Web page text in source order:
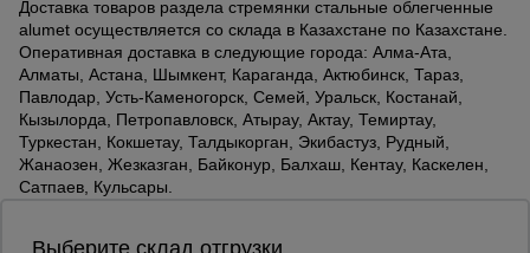
Доставка товаров раздела стремянки стальные облегченные
alumet осуществляется со склада в Казахстане по Казахстане.
Оперативная доставка в следующие города: Алма-Ата,
Алматы, Астана, Шымкент, Караганда, Актюбинск, Тараз,
Павлодар, Усть-Каменогорск, Семей, Уральск, Костанай,
Кызылорда, Петропавловск, Атырау, Актау, Темиртау,
Туркестан, Кокшетау, Талдыкорган, Экибастуз, Рудный,
Жанаозен, Жезказган, Байконур, Балхаш, Кентау, Каскелен,
Сатпаев, Кульсары.
Выберите склад отгрузки